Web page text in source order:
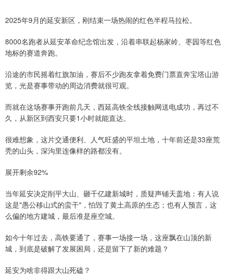
2025年9月的延安新区，刚结束一场热闹的红色半程马拉松。
8000名跑者从延安革命纪念馆出发，沿着串联起杨家岭、枣园等红色
地标的赛道奔跑。
沿途的市民摇着红旗加油，赛后不少跑友拿着免费门票直奔宝塔山游
览，光是赛事带动的周边消费就很可观。
而就在这场赛事开跑前几天，西延高铁全线接触网送电成功，再过不
久，从新区到西安只要1小时就能直达。
很难想象，这片交通便利、人气旺盛的平坦土地，十年前还是33座荒
秃的山头，深沟里连像样的路都没有。
展开剩余92%
当年延安决定削平大山、砸千亿建新城时，质疑声铺天盖地：有人说
这是"愚公移山式的蛮干"，怕毁了黄土高原的生态；也有人预言，这
么偏的地方建城，最后准是座空城。
如今十年过去，高铁要通了，赛事一场接一场，这座飘在山顶的新
城，到底是破解了发展困局，还是留下了新的难题？
延安为啥非得跟大山死磕？